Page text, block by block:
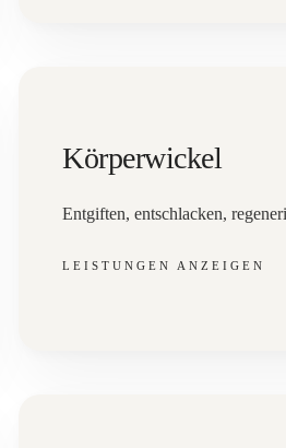
Körperwickel
Entgiften, entschlacken,
LEISTUNGEN ANZEIGEN